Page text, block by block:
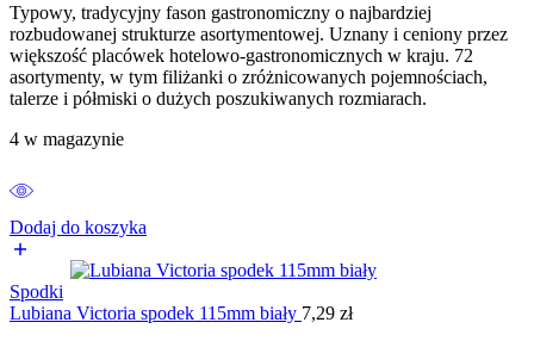
Typowy, tradycyjny fason gastronomiczny o najbardziej
rozbudowanej strukturze asortymentowej. Uznany i ceniony przez
większość placówek hotelowo-gastronomicznych w kraju. 72
asortymenty, w tym filiżanki o zróżnicowanych pojemnościach,
talerze i półmiski o dużych poszukiwanych rozmiarach.
4 w magazynie
Dodaj do koszyka
Spodki
Lubiana Victoria spodek 115mm biały 7,29 zł